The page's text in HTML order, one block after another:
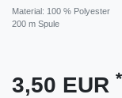
Material: 100 % Polyester
200 m Spule
3,50 EUR *